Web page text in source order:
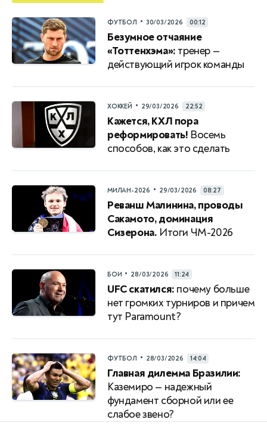
ФУТБОЛ • 30/03/2026 00:12
Безумное отчаяние
«Тоттенхэма»: тренер —
действующий игрок команды
ХОККЕЙ • 29/03/2026 22:52
Кажется, КХЛ пора
реформировать! Восемь
способов, как это сделать
МИЛАН-2026 • 29/03/2026 08:27
Реванш Малинина, проводы
Сакамото, доминация
Сизерона. Итоги ЧМ-2026
БОИ • 28/03/2026 11:24
UFC скатился: почему больше
нет громких турниров и причем
тут Paramount?
ФУТБОЛ • 28/03/2026 14:04
Главная дилемма Бразилии:
Каземиро — надежный
фундамент сборной или ее
слабое звено?